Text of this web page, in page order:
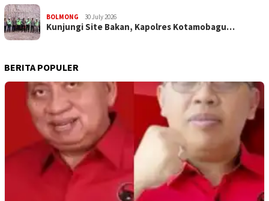
BOLMONG 30 July 2026
Kunjungi Site Bakan, Kapolres Kotamobagu…
BERITA POPULER